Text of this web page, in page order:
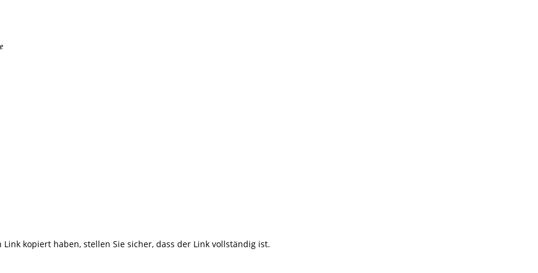
kopiert haben, stellen Sie sicher, dass der Link vollständig ist.